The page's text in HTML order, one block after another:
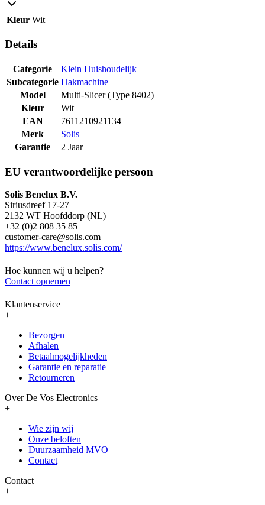
Kleur Wit
Details
Categorie
Klein Huishoudelijk
Subcategorie Hakmachine
Model
Multi-Slicer (Type 8402)
Kleur
Wit
EAN
7611210921134
Merk
Solis
Garantie
2 Jaar
EU verantwoordelijke persoon
Solis Benelux B.V.
Siriusdreef 17-27
2132 WT Hoofddorp (NL)
+32 (0)2 808 35 85
customer-care@solis.com
https://www.benelux.solis.com/
Hoe kunnen wij u helpen?
Contact opnemen
Klantenservice
+
Bezorgen
Afhalen
Betaalmogelijkheden
Garantie en reparatie
Retourneren
Over De Vos Electronics
+
Wie zijn wij
Onze beloften
Duurzaamheid MVO
Contact
Contact
+